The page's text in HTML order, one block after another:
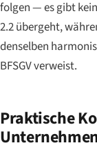
folgen — es gibt
2.2 übergeht,
denselben
BFSGV verweist.
Praktische